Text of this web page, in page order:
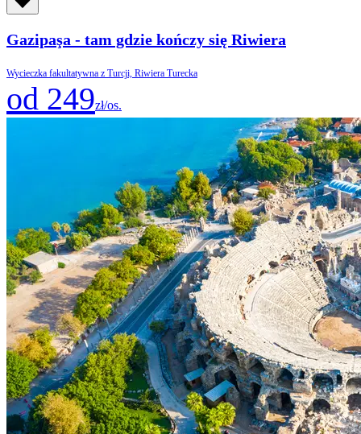
Gazipaşa - tam gdzie kończy się Riwiera
Wycieczka fakultatywna z Turcji, Riwiera Turecka
od 249zł/os.